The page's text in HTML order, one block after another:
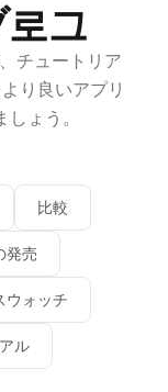
그
チュートリア
り良いアプリ
ょう。
比較
発売
ウォッチ
ル